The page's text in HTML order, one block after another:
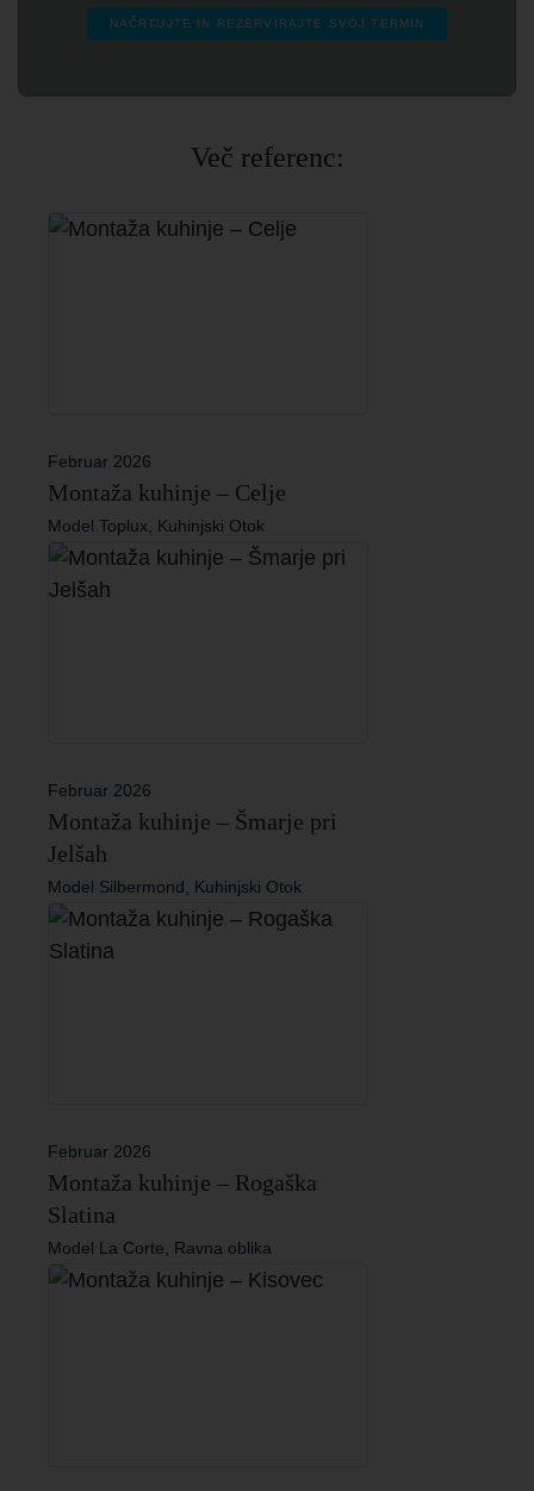
NAČRTUJTE IN REZERVIRAJTE SVOJ TERMIN
Več referenc:
Februar 2026
Montaža kuhinje – Celje
Model Toplux, Kuhinjski Otok
Februar 2026
Montaža kuhinje – Šmarje pri
Jelšah
Model Silbermond, Kuhinjski Otok
Februar 2026
Montaža kuhinje – Rogaška
Slatina
Model La Corte, Ravna oblika